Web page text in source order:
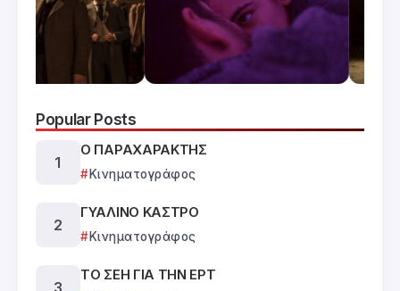
Popular Posts
Ο ΠΑΡΑΧΑΡΑΚΤΗΣ
Κινηματογράφος
ΓΥΑΛΙΝΟ ΚΑΣΤΡΟ
Κινηματογράφος
ΤΟ ΣΕΗ ΓΙΑ ΤΗΝ ΕΡΤ